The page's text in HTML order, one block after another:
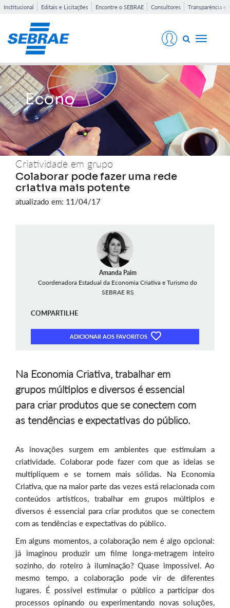
Institucional Editais e Licitações Encontre o SEBRAE Consultores Transparência e
Toggle
Econo
Criatividade em grupo
Colaborar pode fazer uma rede
criativa mais potente
atualizado em: 11/04/17
Amanda Paim
Coordenadora Estadual da Economia Criativa e Turismo do
SEBRAE RS
COMPARTILHE
ADICIONAR AOS FAVORITOS
Na Economia Criativa, trabalhar em
grupos múltiplos e diversos é essencial
para criar produtos que se conectem com
as tendências e expectativas do público.
As inovações surgem em ambientes que estimulam a
criatividade. Colaborar pode fazer com que as ideias se
multipliquem e se tornem mais sólidas. Na Economia
Criativa, que na maior parte das vezes está relacionada com
conteúdos artísticos, trabalhar em grupos múltiplos e
diversos é essencial para criar produtos que se conectem
com as tendências e expectativas do público.
Em alguns momentos, a colaboração nem é algo opcional:
já imaginou produzir um filme longa-metragem inteiro
sozinho, do roteiro à iluminação? Quase impossível. Ao
mesmo tempo, a colaboração pode vir de diferentes
lugares. É possível estimular o público a participar dos
processos opinando ou experimentando novas soluções,